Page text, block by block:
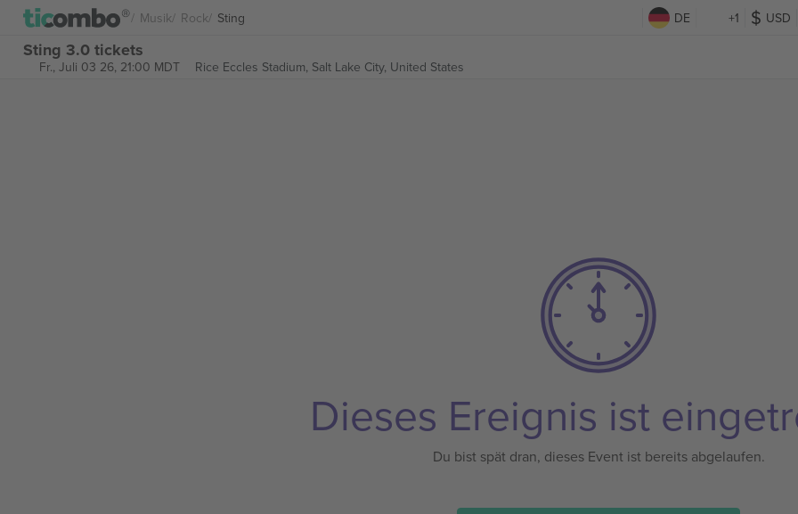
Musik Rock Sting DE +1 USD
Sting 3.0 tickets
Fr., Juli 03 26, 21:00 MDT Rice Eccles Stadium, Salt Lake City, United States
Dieses Ereignis ist
Du bist spät dran, dieses Event ist bereits abgelaufen.